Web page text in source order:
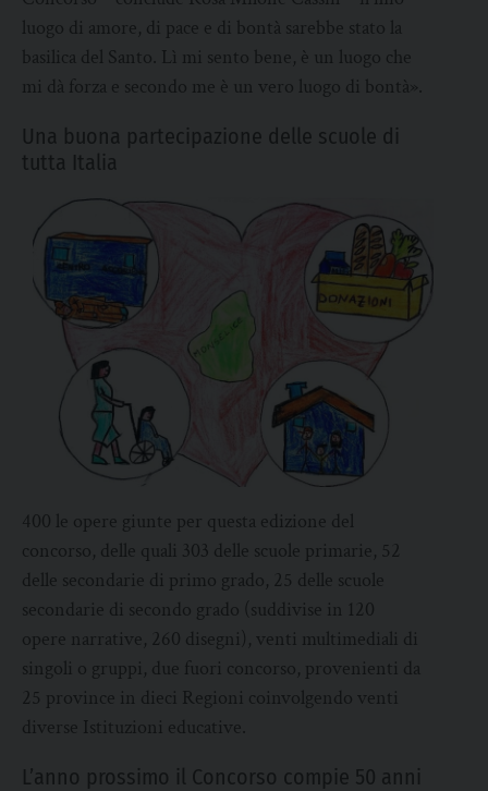
luogo di amore, di pace e di bontà sarebbe stato la
basilica del Santo. Lì mi sento bene, è un luogo che
mi dà forza e secondo me è un vero luogo di bontà».
Una buona partecipazione delle scuole di
tutta Italia
400 le opere giunte per questa edizione del
concorso, delle quali 303 delle scuole primarie, 52
delle secondarie di primo grado, 25 delle scuole
secondarie di secondo grado (suddivise in 120
opere narrative, 260 disegni), venti multimediali di
singoli o gruppi, due fuori concorso, provenienti da
25 province in dieci Regioni coinvolgendo venti
diverse Istituzioni educative.
L’anno prossimo il Concorso compie 50 anni